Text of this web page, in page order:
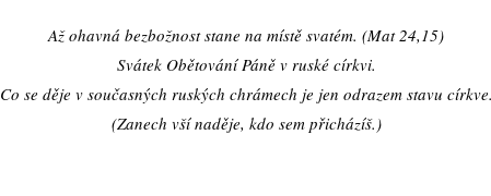
Až ohavná bezbožnost stane na místě svatém. (Mat 24,15)
Svátek Obětování Páně v ruské církvi.
Co se děje v současných ruských chrámech je jen odrazem stavu
(Zanech vší naděje, kdo sem přicházíš.)